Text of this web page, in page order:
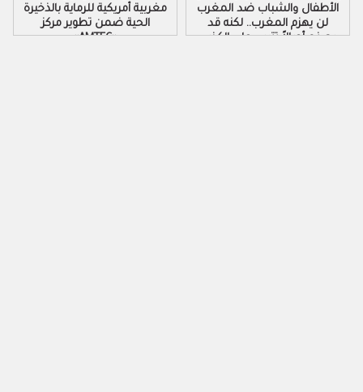
مغربية أمريكية للرماية بالذخيرة
الحية ضمن تطوير مركز
«AMTEC»
الأطفال والشباب ضد المغرب
لن يهزم المغرب.. لكنه قد
يصنع أجيالاً تتربى على الكذب